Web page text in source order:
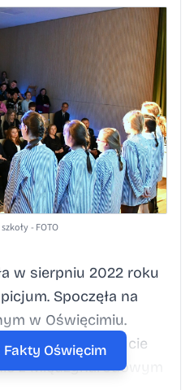
- FOTO
w sierpniu 2022 roku
Spoczęła na
w Oświęcimiu.
wiązała swoje życie
z Międzynarodowym
Fakty Oświęcim